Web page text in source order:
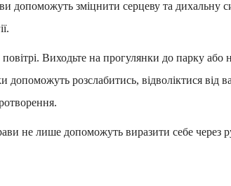
допоможуть зміцнити серцеву та дихальну
Виходьте на прогулянки до парку
допоможуть розслабитись, відволіктися
не лише допоможуть виразити себе через